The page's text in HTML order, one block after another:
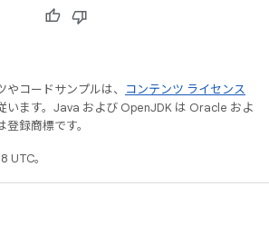
コードサンプルは、
コンテンツ ライセンス
います。Java および OpenJDK は Oracle およ
録商標です。
。